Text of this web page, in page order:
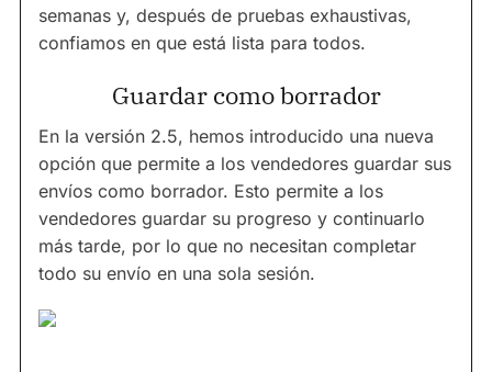
semanas y, después de pruebas exhaustivas,
confiamos en que está lista para todos.
Guardar como borrador
En la versión 2.5, hemos introducido una nueva
opción que permite a los vendedores guardar sus
envíos como borrador. Esto permite a los
vendedores guardar su progreso y continuarlo
más tarde, por lo que no necesitan completar
todo su envío en una sola sesión.